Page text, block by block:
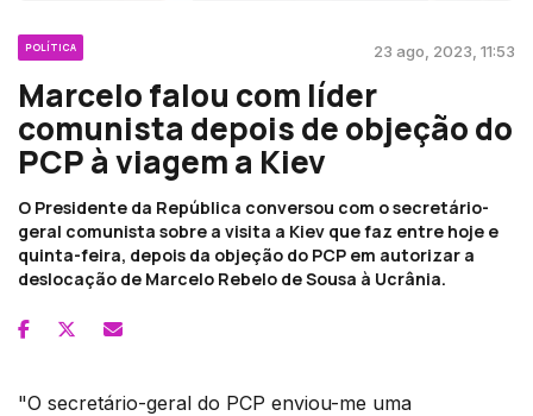
POLÍTICA 23 ago, 2023, 11:53
Marcelo falou com líder
comunista depois de objeção do
PCP à viagem a Kiev
O Presidente da República conversou com o secretário-
geral comunista sobre a visita a Kiev que faz entre hoje e
quinta-feira, depois da objeção do PCP em autorizar a
deslocação de Marcelo Rebelo de Sousa à Ucrânia.
"O secretário-geral do PCP enviou-me uma